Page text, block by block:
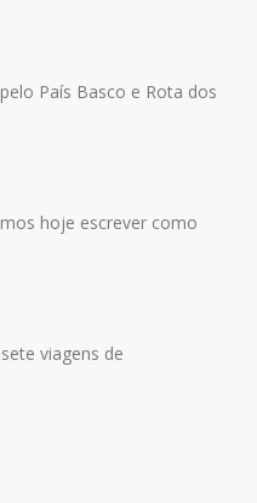
País Basco e Rota dos
hoje escrever como
viagens de